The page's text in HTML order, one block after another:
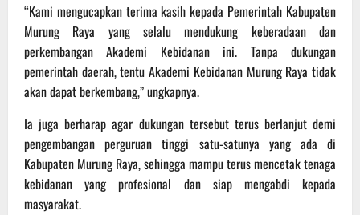
“Kami mengucapkan terima kasih kepada Pemerintah Kabupaten
Murung Raya yang selalu mendukung keberadaan dan
perkembangan Akademi Kebidanan ini. Tanpa dukungan
pemerintah daerah, tentu Akademi Kebidanan Murung Raya tidak
akan dapat berkembang,” ungkapnya.
Ia juga berharap agar dukungan tersebut terus berlanjut demi
pengembangan perguruan tinggi satu-satunya yang ada di
Kabupaten Murung Raya, sehingga mampu terus mencetak tenaga
kebidanan yang profesional dan siap mengabdi kepada
masyarakat.